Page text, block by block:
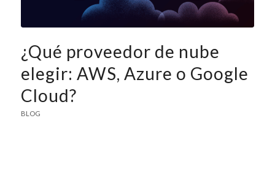
¿Qué proveedor de nube
elegir: AWS, Azure o Google
Cloud?
BLOG